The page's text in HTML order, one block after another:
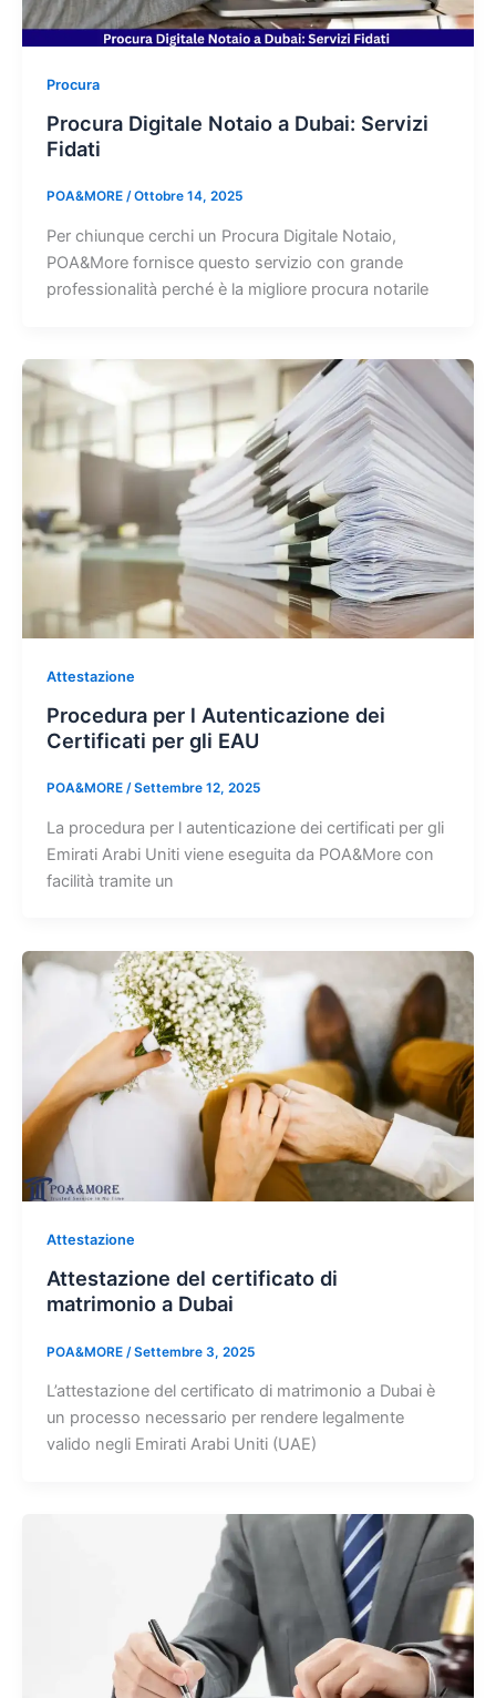
Procura
Procura Digitale Notaio a Dubai: Servizi
Fidati
POA&MORE /Ottobre 14, 2025
Per chiunque cerchi un Procura Digitale Notaio,
POA&More fornisce questo servizio con grande
professionalità perché è la migliore procura notarile
Attestazione
Procedura per l Autenticazione dei
Certificati per gli EAU
POA&MORE /Settembre 12, 2025
La procedura per l autenticazione dei certificati per gli
Emirati Arabi Uniti viene eseguita da POA&More con
facilità tramite un
Attestazione
Attestazione del certificato di
matrimonio a Dubai
POA&MORE /Settembre 3, 2025
L’attestazione del certificato di matrimonio a Dubai è
un processo necessario per rendere legalmente
valido negli Emirati Arabi Uniti (UAE)